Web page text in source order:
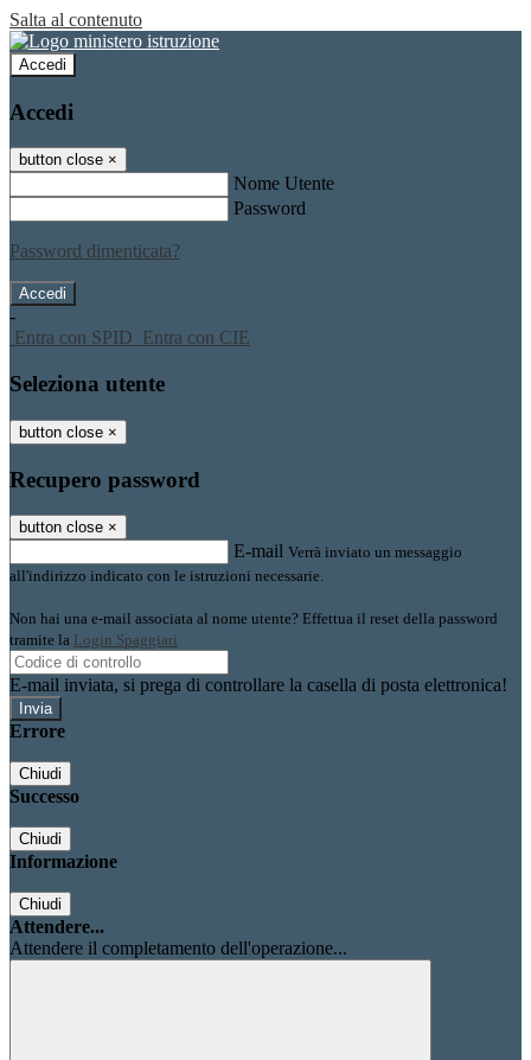
Salta al contenuto
Accedi
Accedi
button close ×
Nome Utente
Password
Password dimenticata?
-
Entra con SPID Entra con CIE
Seleziona utente
button close ×
Recupero password
button close ×
E-mail Verrà inviato un messaggio
all'indirizzo indicato con le istruzioni necessarie.
Non hai una e-mail associata al nome utente? Effettua il reset della password
tramite la Login Spaggiari
E-mail inviata, si prega di controllare la casella di posta elettronica!
Errore
Chiudi
Successo
Chiudi
Informazione
Chiudi
Attendere...
Attendere il completamento dell'operazione...